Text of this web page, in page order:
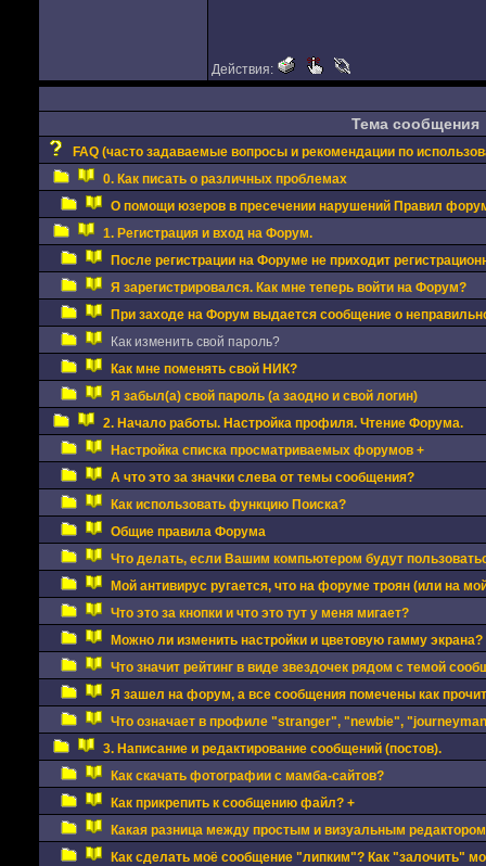
Действия:
Тема сообщения
FAQ (часто задаваемые вопросы и рекомендации по
0. Как писать о различных проблемах
О помощи юзеров в пресечении нарушений Правил
1. Регистрация и вход на Форум.
После регистрации на Форуме не приходит
Я зарегистрировался. Как мне теперь войти на Форум?
При заходе на Форум выдается сообщение о
Как изменить свой пароль?
Как мне поменять свой НИК?
Я забыл(а) свой пароль (а заодно и свой логин)
2. Начало работы. Настройка профиля. Чтение Форума.
Настройка списка просматриваемых форумов +
А что это за значки слева от темы сообщения?
Как использовать функцию Поиска?
Общие правила Форума
Что делать, если Вашим компьютером будут
Мой антивирус ругается, что на форуме троян (или на
Что это за кнопки и что это тут у меня мигает?
Можно ли изменить настройки и цветовую гамму экрана?
Что значит рейтинг в виде звездочек рядом с темой
Я зашел на форум, а все сообщения помечены как
Что означает в профиле "stranger", "newbie",
3. Написание и редактирование сообщений (постов).
Как скачать фотографии с мамба-сайтов?
Как прикрепить к сообщению файл? +
Какая разница между простым и визуальным
Как сделать моё сообщение "липким"? Как "залочить"